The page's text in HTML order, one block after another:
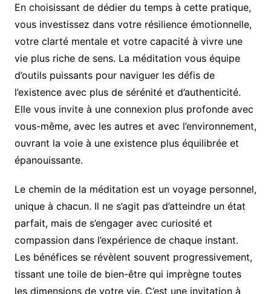
En choisissant de dédier du temps à cette pratique,
vous investissez dans votre résilience émotionnelle,
votre clarté mentale et votre capacité à vivre une
vie plus riche de sens. La méditation vous équipe
d’outils puissants pour naviguer les défis de
l’existence avec plus de sérénité et d’authenticité.
Elle vous invite à une connexion plus profonde avec
vous-même, avec les autres et avec l’environnement,
ouvrant la voie à une existence plus équilibrée et
épanouissante.
Le chemin de la méditation est un voyage personnel,
unique à chacun. Il ne s’agit pas d’atteindre un état
parfait, mais de s’engager avec curiosité et
compassion dans l’expérience de chaque instant.
Les bénéfices se révèlent souvent progressivement,
tissant une toile de bien-être qui imprègne toutes
les dimensions de votre vie. C’est une invitation à